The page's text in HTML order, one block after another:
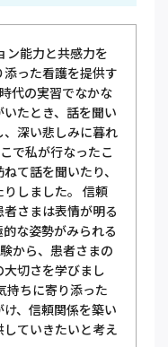
ン能力と共感力を
った看護を提供す
代の実習でなかな
たとき、話を聞い
深い悲しみに暮れ
で私が行なったこ
て話を聞いたり、
しました。 信頼
さまは表情が明る
な姿勢がみられる
から、患者さまの
切さを学びまし
持ちに寄り添った
、信頼関係を築い
ていきたいと考え